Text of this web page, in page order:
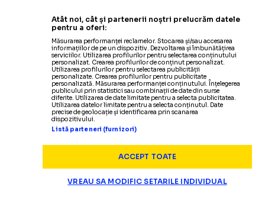
Atât noi, cât și partenerii noștri prelucrăm datele
pentru a oferi:
Măsurarea performanței reclamelor. Stocarea și/sau accesarea
informațiilor de pe un dispozitiv. Dezvoltarea și îmbunătățirea
serviciilor. Utilizarea profilurilor pentru selectarea conținutului
personalizat. Crearea profilurilor de conținut personalizat.
Utilizarea profilurilor pentru selectarea publicității
personalizate. Crearea profilurilor pentru publicitate
personalizată. Măsurarea performanței conținutului. Înțelegerea
publicului prin statistici sau combinații de date din surse
diferite. Utilizarea de date limitate pentru a selecta publicitatea.
Utilizarea datelor limitate pentru a selecta conținutul. Date
precise de geolocație și identificarea prin scanarea
dispozitivului.
Listă parteneri (furnizori)
ACCEPT TOATE
VREAU SA MODIFIC SETARILE INDIVIDUAL